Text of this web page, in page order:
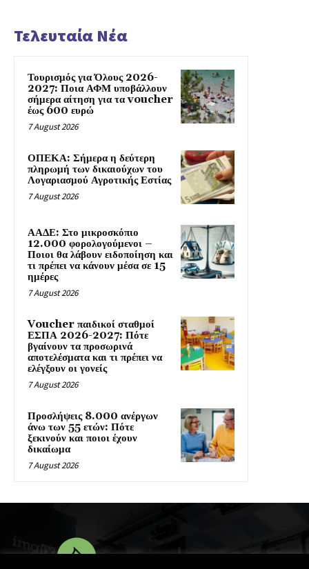
Τελευταία Νέα
Τουρισμός για Όλους 2026-
2027: Ποια ΑΦΜ υποβάλλουν
σήμερα αίτηση για τα voucher
έως 600 ευρώ
7 August 2026
ΟΠΕΚΑ: Σήμερα η δεύτερη
πληρωμή των δικαιούχων του
Λογαριασμού Αγροτικής Εστίας
7 August 2026
ΑΑΔΕ: Στο μικροσκόπιο
12.000 φορολογούμενοι –
Ποιοι θα λάβουν ειδοποίηση και
τι πρέπει να κάνουν μέσα σε 15
ημέρες
7 August 2026
Voucher παιδικοί σταθμοί
ΕΣΠΑ 2026-2027: Πότε
βγαίνουν τα προσωρινά
αποτελέσματα και τι πρέπει να
ελέγξουν οι γονείς
7 August 2026
Προσλήψεις 8.000 ανέργων
άνω των 55 ετών: Πότε
ξεκινούν και ποιοι έχουν
δικαίωμα
7 August 2026